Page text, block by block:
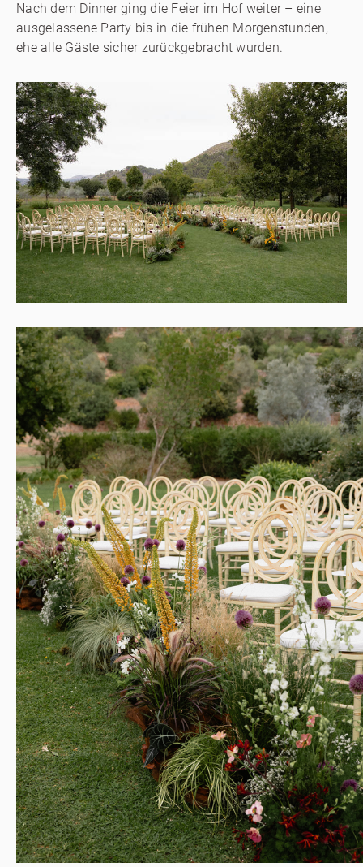
Nach dem Dinner ging die Feier im Hof weiter – eine
ausgelassene Party bis in die frühen Morgenstunden,
ehe alle Gäste sicher zurückgebracht wurden.